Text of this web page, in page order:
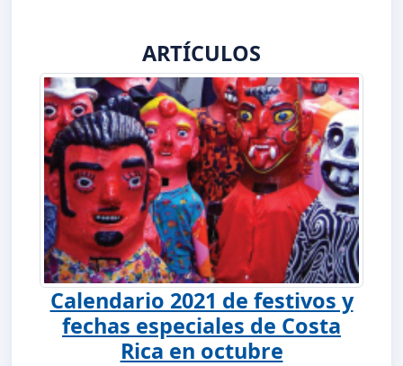
ARTÍCULOS
Calendario 2021 de festivos y
fechas especiales de Costa
Rica en octubre